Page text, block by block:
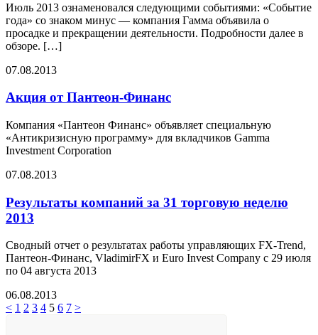
Июль 2013 ознаменовался следующими событиями: «Событие
года» со знаком минус — компания Гамма объявила о
просадке и прекращении деятельности. Подробности далее в
обзоре. […]
07.08.2013
Акция от Пантеон-Финанс
Компания «Пантеон Финанс» объявляет специальную
«Антикризисную программу» для вкладчиков Gamma
Investment Corporation
07.08.2013
Результаты компаний за 31 торговую неделю
2013
Сводный отчет о результатах работы управляющих FX-Trend,
Пантеон-Финанс, VladimirFX и Euro Invest Company с 29 июля
по 04 августа 2013
06.08.2013
< 1 2 3 4 5 6 7 >